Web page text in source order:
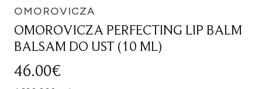
OMOROVICZA
OMOROVICZA PERFECTING LIP BALM
BALSAM DO UST (10 ML)
46.00€